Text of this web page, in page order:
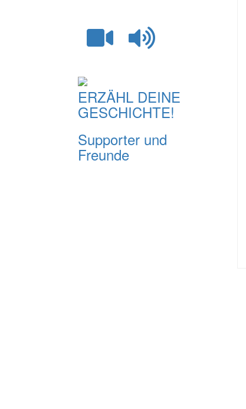
ERZÄHL DEINE
GESCHICHTE!
Supporter und
Freunde